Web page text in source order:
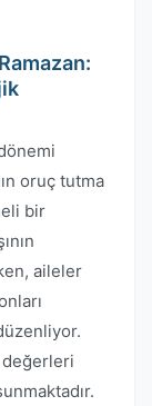
oruç tutma
bir
aileler
değerleri